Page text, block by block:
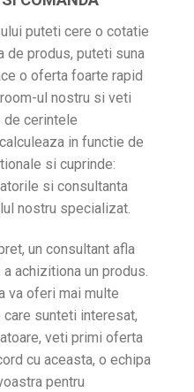
puteti cere o cotatie
de produs, puteti suna
o oferta foarte rapid
ul nostru si veti
de cerintele
in functie de
si cuprinde:
si consultanta
nostru specializat.
un consultant afla
achizitiona un produs.
va oferi mai multe
sunteti interesat,
veti primi oferta
cu aceasta, o echipa
pentru